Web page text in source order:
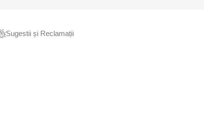
Sugestii și Reclamații